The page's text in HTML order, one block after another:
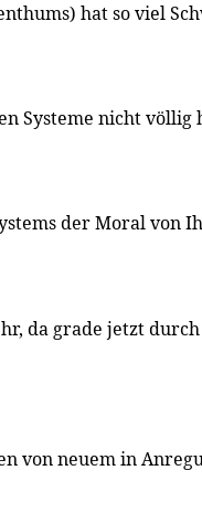
hat so viel
Systeme nicht völlig
der Moral von
da grade jetzt
von neuem in